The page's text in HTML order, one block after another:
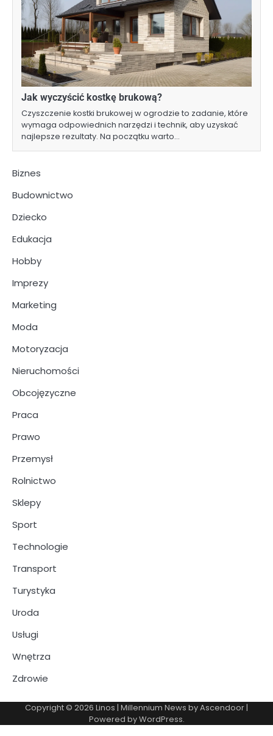
Jak wyczyścić kostkę brukową?
Czyszczenie kostki brukowej w ogrodzie to zadanie, które
wymaga odpowiednich narzędzi i technik, aby uzyskać
najlepsze rezultaty. Na początku warto…
Biznes
Budownictwo
Dziecko
Edukacja
Hobby
Imprezy
Marketing
Moda
Motoryzacja
Nieruchomości
Obcojęzyczne
Praca
Prawo
Przemysł
Rolnictwo
Sklepy
Sport
Technologie
Transport
Turystyka
Uroda
Usługi
Wnętrza
Zdrowie
Copyright © 2026 Linos | Millennium News byAscendoor|
Powered byWordPress.